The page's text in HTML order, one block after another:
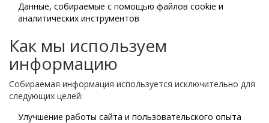
Данные, собираемые с помощью файлов cookie и
аналитических инструментов
Как мы используем
информацию
Собираемая информация используется исключительно для
следующих целей:
Улучшение работы сайта и пользовательского опыта